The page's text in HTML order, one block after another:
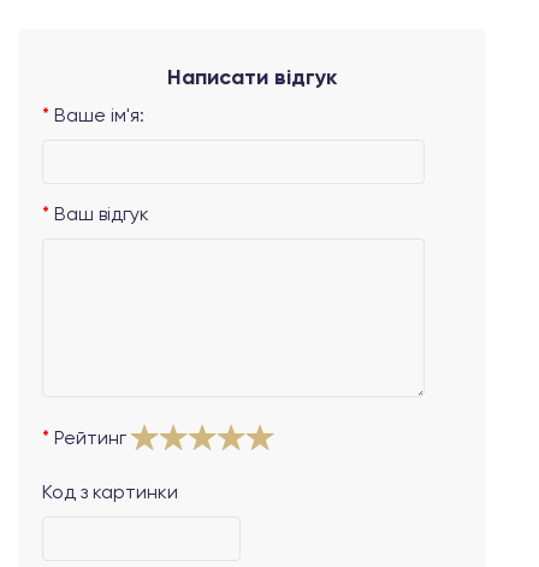
Написати відгук
Ваше ім'я:
Ваш відгук
Рейтинг
Код з картинки